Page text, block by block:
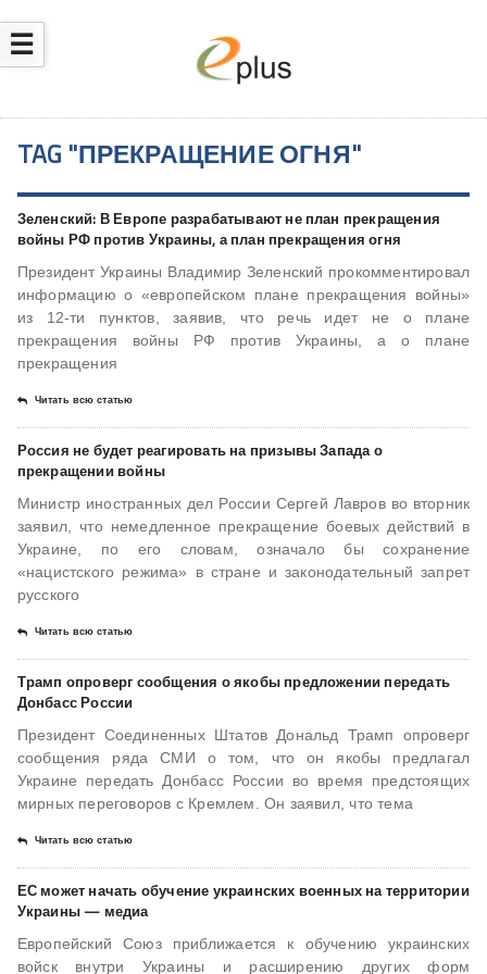
☰
TAG "ПРЕКРАЩЕНИЕ ОГНЯ"
Зеленский: В Европе разрабатывают не план прекращения
войны РФ против Украины, а план прекращения огня
Президент Украины Владимир Зеленский прокомментировал
информацию о «европейском плане прекращения войны»
из 12-ти пунктов, заявив, что речь идет не о плане
прекращения войны РФ против Украины, а о плане
прекращения
Читать всю статью
Россия не будет реагировать на призывы Запада о
прекращении войны
Министр иностранных дел России Сергей Лавров во вторник
заявил, что немедленное прекращение боевых действий в
Украине, по его словам, означало бы сохранение
«нацистского режима» в стране и законодательный запрет
русского
Читать всю статью
Трамп опроверг сообщения о якобы предложении передать
Донбасс России
Президент Соединенных Штатов Дональд Трамп опроверг
сообщения ряда СМИ о том, что он якобы предлагал
Украине передать Донбасс России во время предстоящих
мирных переговоров с Кремлем. Он заявил, что тема
Читать всю статью
ЕС может начать обучение украинских военных на территории
Украины — медиа
Европейский Союз приближается к обучению украинских
войск внутри Украины и расширению других форм